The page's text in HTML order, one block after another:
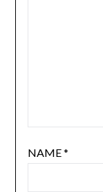
NAME*